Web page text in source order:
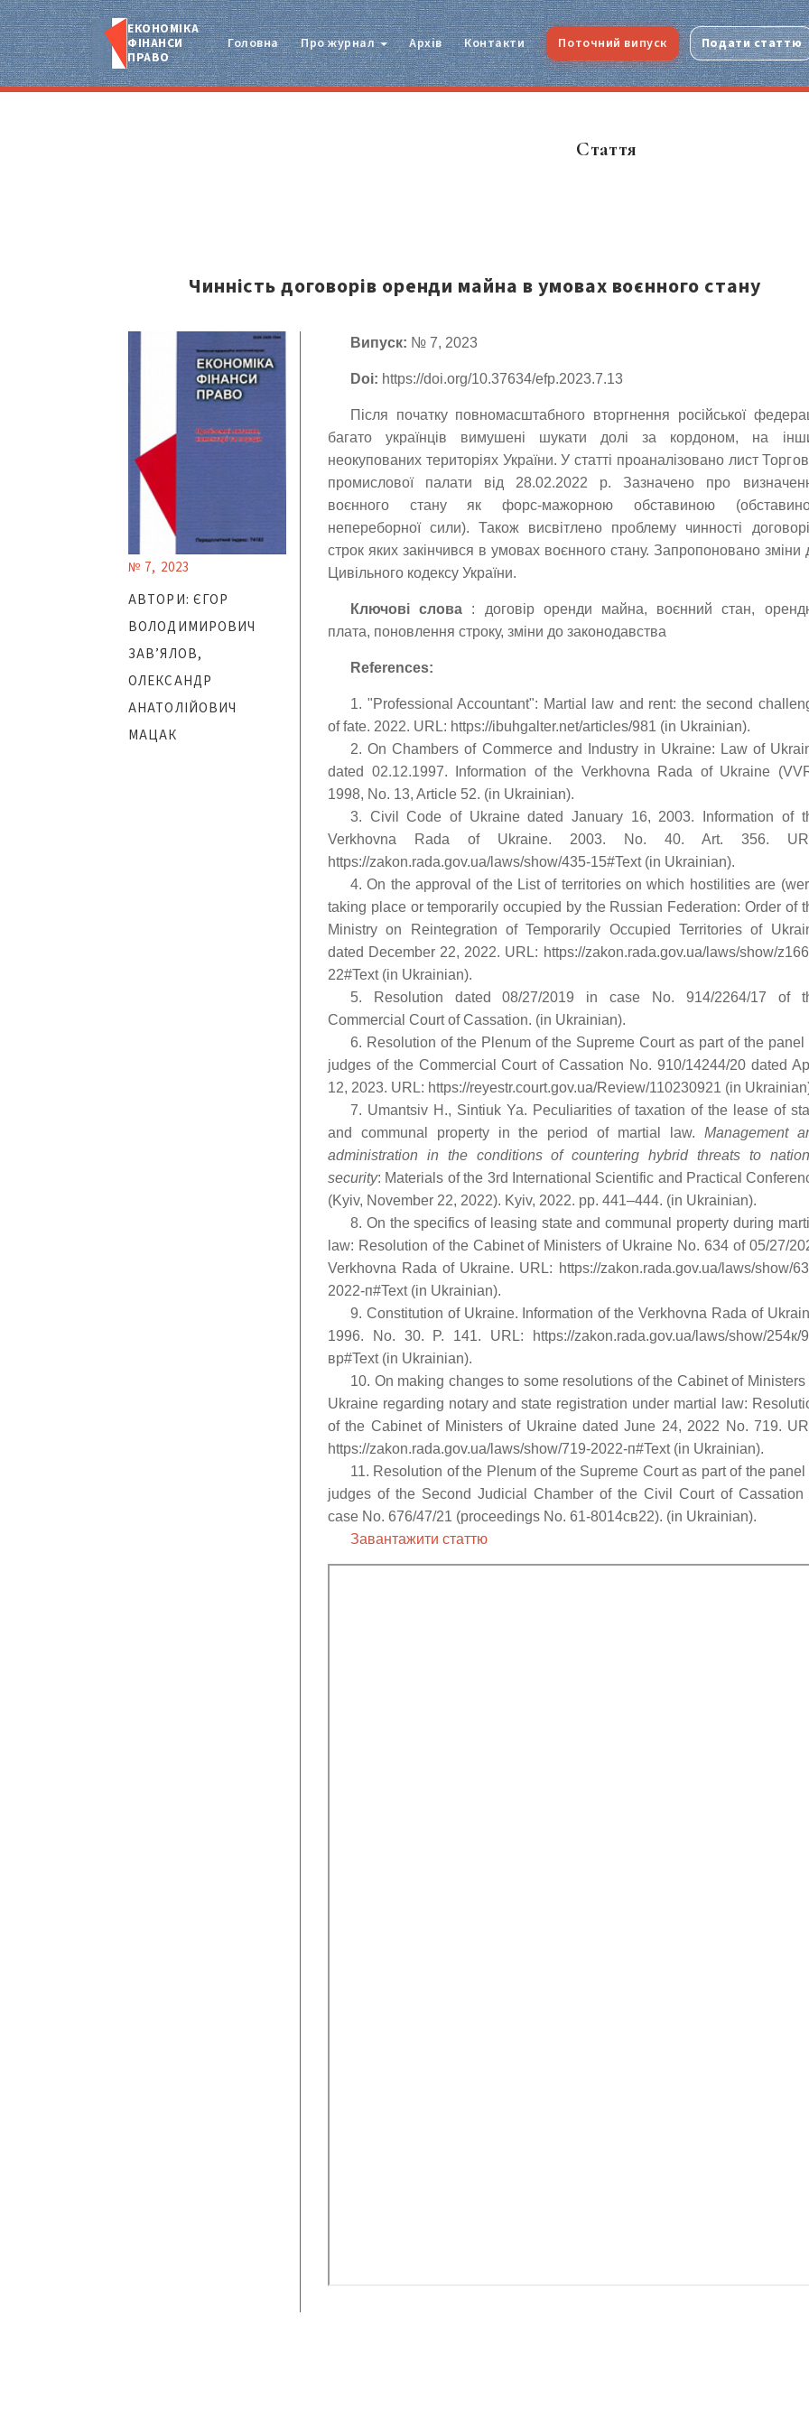
ЕКОНОМІКА
ФІНАНСИ
ПРАВО
Головна Про журнал Архів Контакти Поточний випуск Подати статтю
Стаття
Чинність договорів оренди майна в умовах воєнного стану
№ 7, 2023
АВТОРИ: ЄГОР
ВОЛОДИМИРОВИЧ
ЗАВ’ЯЛОВ,
ОЛЕКСАНДР
АНАТОЛІЙОВИЧ
МАЦАК
Випуск: № 7, 2023
Doi: https://doi.org/10.37634/efp.2023.7.13
Після початку повномасштабного вторгнення російської
багато українців вимушені шукати долі за кордоном, на
неокупованих територіях України. У статті проаналізовано лист
промислової палати від 28.02.2022 р. Зазначено про
воєнного стану як форс-мажорною обставиною
непереборної сили). Також висвітлено проблему чинності
строк яких закінчився в умовах воєнного стану. Запропоновано зміни
Цивільного кодексу України.
Ключові слова : договір оренди майна, воєнний стан,
плата, поновлення строку, зміни до законодавства
References:
1. "Professional Accountant": Martial law and rent: the second
of fate. 2022. URL: https://ibuhgalter.net/articles/981 (in Ukrainian).
2. On Chambers of Commerce and Industry in Ukraine: Law of
dated 02.12.1997. Information of the Verkhovna Rada of Ukraine
1998, No. 13, Article 52. (in Ukrainian).
3. Civil Code of Ukraine dated January 16, 2003. Information of
Verkhovna Rada of Ukraine. 2003. No. 40. Art. 356.
https://zakon.rada.gov.ua/laws/show/435-15#Text (in Ukrainian).
4. On the approval of the List of territories on which hostilities are
taking place or temporarily occupied by the Russian Federation: Order of
Ministry on Reintegration of Temporarily Occupied Territories of
dated December 22, 2022. URL: https://zakon.rada.gov.ua/laws/show/
22#Text (in Ukrainian).
5. Resolution dated 08/27/2019 in case No. 914/2264/17 of
Commercial Court of Cassation. (in Ukrainian).
6. Resolution of the Plenum of the Supreme Court as part of the panel
judges of the Commercial Court of Cassation No. 910/14244/20 dated
12, 2023. URL: https://reyestr.court.gov.ua/Review/110230921 (in
7. Umantsiv H., Sintiuk Ya. Peculiarities of taxation of the lease of
and communal property in the period of martial law. Management
administration in the conditions of countering hybrid threats to
security: Materials of the 3rd International Scientific and Practical
(Kyiv, November 22, 2022). Kyiv, 2022. pp. 441–444. (in Ukrainian).
8. On the specifics of leasing state and communal property during
law: Resolution of the Cabinet of Ministers of Ukraine No. 634 of 05/27/
Verkhovna Rada of Ukraine. URL: https://zakon.rada.gov.ua/laws/show/
2022-п#Text (in Ukrainian).
9. Constitution of Ukraine. Information of the Verkhovna Rada of
1996. No. 30. P. 141. URL: https://zakon.rada.gov.ua/laws/show/254к/
вр#Text (in Ukrainian).
10. On making changes to some resolutions of the Cabinet of Ministers
Ukraine regarding notary and state registration under martial law:
of the Cabinet of Ministers of Ukraine dated June 24, 2022 No. 719.
https://zakon.rada.gov.ua/laws/show/719-2022-п#Text (in Ukrainian).
11. Resolution of the Plenum of the Supreme Court as part of the panel
judges of the Second Judicial Chamber of the Civil Court of Cassation
case No. 676/47/21 (proceedings No. 61-8014св22). (in Ukrainian).
Завантажити статтю